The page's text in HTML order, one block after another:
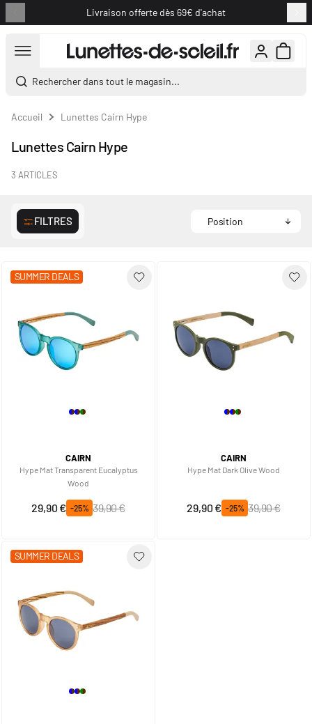
Livraison offerte dès 69€ d'achat
Rechercher dans tout le magasin...
Accueil Lunettes Cairn Hype
Lunettes Cairn Hype
3 ARTICLES
FILTRES
SUMMER DEALS
CAIRN
Hype Mat Transparent Eucalyptus
Wood
Prix spécial
29,90 € -25%
Prix normal
39,90 €
CAIRN
Hype Mat Dark Olive Wood
Prix spécial
29,90 € -25%
Prix normal
39,90 €
SUMMER DEALS